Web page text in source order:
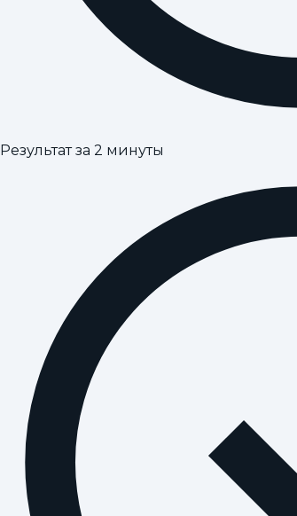
Результат за 2 минуты